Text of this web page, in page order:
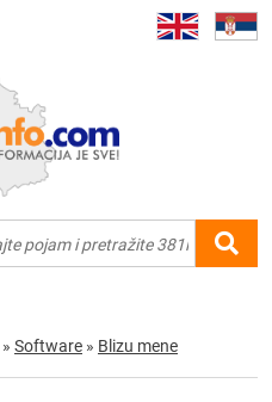
» Software » Blizu mene